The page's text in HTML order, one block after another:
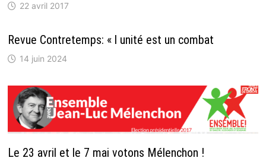
22 avril 2017
Revue Contretemps: « l unité est un combat
14 juin 2024
Le 23 avril et le 7 mai votons Mélenchon !